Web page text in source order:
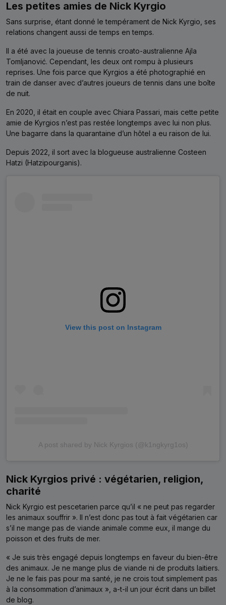
Les petites amies de Nick Kyrgio
Sans surprise, étant donné le tempérament de Nick Kyrgio, ses
relations changent aussi de temps en temps.
Il a été avec la joueuse de tennis croato-australienne Ajla
Tomljanović. Cependant, les deux ont rompu à plusieurs
reprises. Une fois parce que Kyrgios a été photographié en
train de danser avec d’autres joueurs de tennis dans une boîte
de nuit.
En 2020, il était en couple avec Chiara Passari, mais cette petite
amie de Kyrgios n’est pas restée longtemps avec lui non plus.
Une bagarre dans la quarantaine d’un hôtel a eu raison de lui.
Depuis 2022, il sort avec la blogueuse australienne Costeen
Hatzi (Hatzipourganis).
View this post on Instagram
A post shared by Nick Kyrgios (@k1ngkyrg1os)
Nick Kyrgios privé : végétarien, religion,
charité
Nick Kyrgio est pescetarien parce qu’il « ne peut pas regarder
les animaux souffrir ». Il n’est donc pas tout à fait végétarien car
s’il ne mange pas de viande animale comme eux, il mange du
poisson et des fruits de mer.
« Je suis très engagé depuis longtemps en faveur du bien-être
des animaux. Je ne mange plus de viande ni de produits laitiers.
Je ne le fais pas pour ma santé, je ne crois tout simplement pas
à la consommation d’animaux », a-t-il un jour écrit dans un billet
de blog.